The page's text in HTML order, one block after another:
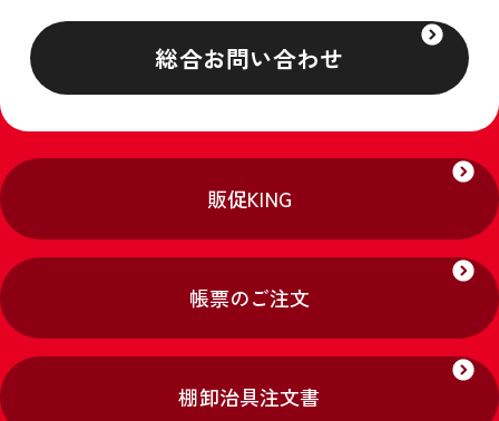
総合お問い合わせ
販促KING
帳票のご注文
棚卸治具注文書